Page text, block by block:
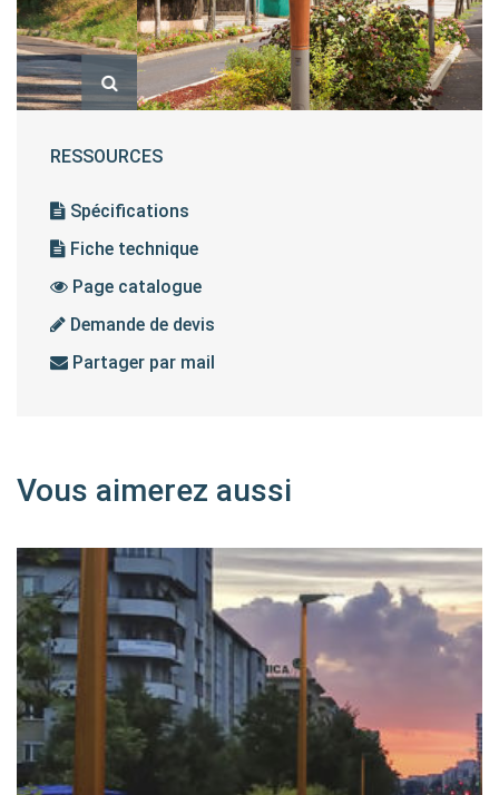
RESSOURCES
Spécifications
Fiche technique
Page catalogue
Demande de devis
Partager par mail
Vous aimerez aussi